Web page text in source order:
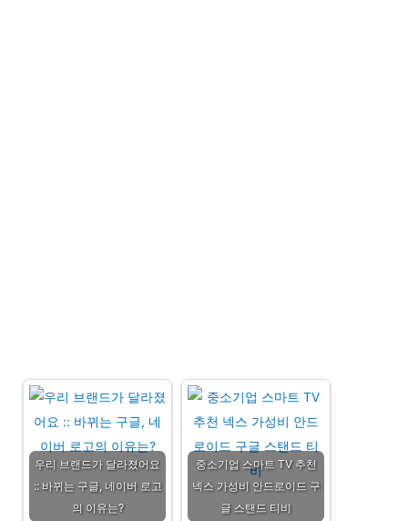
우리 브랜드가 달라졌어요
:: 바뀌는 구글, 네이버 로고
의 이유는?
중소기업 스마트 TV 추천
넥스 가성비 안드로이드 구
글 스탠드 티비